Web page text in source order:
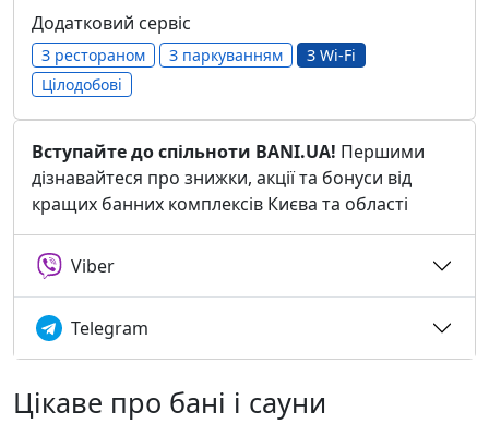
Додатковий сервіс
З рестораном З паркуванням
З Wi-Fi
Цілодобові
Вступайте до спільноти BANI.UA! Першими
дізнавайтеся про знижки, акції та бонуси від
кращих банних комплексів Києва та області
Viber
Telegram
Цікаве про бані і сауни